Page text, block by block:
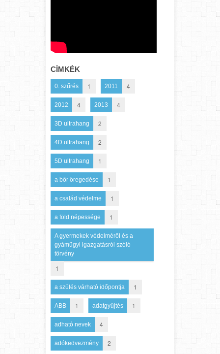
CÍMKÉK
0. szűrés 1 2011 4
2012 4 2013 4
3D ultrahang 2
4D ultrahang 2
5D ultrahang 1
a bőr öregedése 1
a család védelme 1
a föld népessége 1
A gyermekek védelméről és a
gyámügyi igazgatásról szóló
törvény
1
a szülés várható időpontja 1
ABB 1 adatgyűjtés 1
adható nevek 4
adókedvezmény 2